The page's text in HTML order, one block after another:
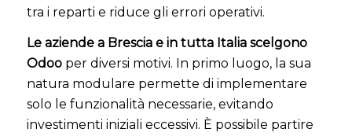
tra i reparti e riduce gli errori operativi.
Le aziende a Brescia e in tutta Italia scelgono
Odooper diversi motivi. In primo luogo, la sua
natura modulare permette di implementare
solo le funzionalità necessarie, evitando
investimenti iniziali eccessivi. È possibile partire